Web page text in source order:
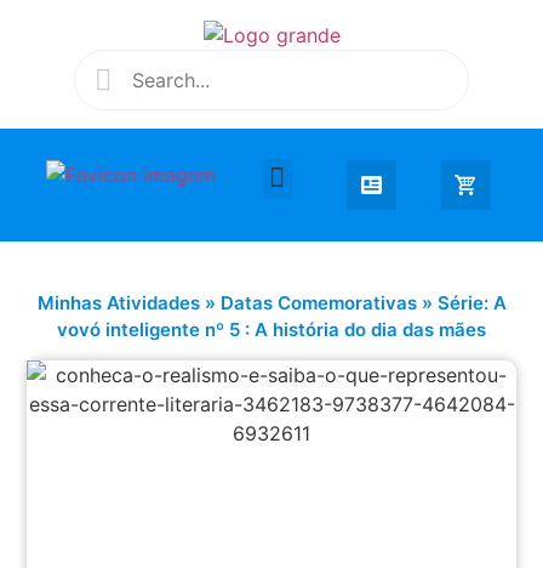
Minhas Atividades» Datas Comemorativas» Série: A
vovó inteligente nº 5 : A história do dia das mães